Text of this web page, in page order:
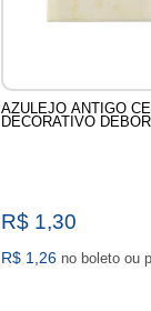
AZULEJO ANTIGO
DECORATIVO
R$ 1,30
R$ 1,26 no